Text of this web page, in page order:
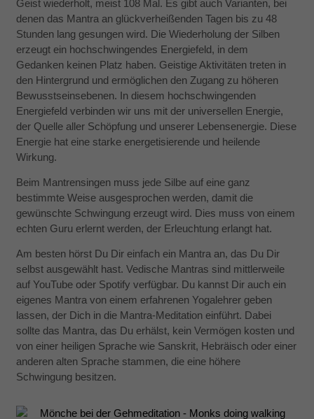
Geist wiederholt, meist 108 Mal. Es gibt auch Varianten, bei
denen das Mantra an glückverheißenden Tagen bis zu 48
Stunden lang gesungen wird. Die Wiederholung der Silben
erzeugt ein hochschwingendes Energiefeld, in dem
Gedanken keinen Platz haben. Geistige Aktivitäten treten in
den Hintergrund und ermöglichen den Zugang zu höheren
Bewusstseinsebenen. In diesem hochschwingenden
Energiefeld verbinden wir uns mit der universellen Energie,
der Quelle aller Schöpfung und unserer Lebensenergie. Diese
Energie hat eine starke energetisierende und heilende
Wirkung.
Beim Mantrensingen muss jede Silbe auf eine ganz
bestimmte Weise ausgesprochen werden, damit die
gewünschte Schwingung erzeugt wird. Dies muss von einem
echten Guru erlernt werden, der Erleuchtung erlangt hat.
Am besten hörst Du Dir einfach ein Mantra an, das Du Dir
selbst ausgewählt hast. Vedische Mantras sind mittlerweile
auf YouTube oder Spotify verfügbar. Du kannst Dir auch ein
eigenes Mantra von einem erfahrenen Yogalehrer geben
lassen, der Dich in die Mantra-Meditation einführt. Dabei
sollte das Mantra, das Du erhälst, kein Vermögen kosten und
von einer heiligen Sprache wie Sanskrit, Hebräisch oder einer
anderen alten Sprache stammen, die eine höhere
Schwingung besitzen.